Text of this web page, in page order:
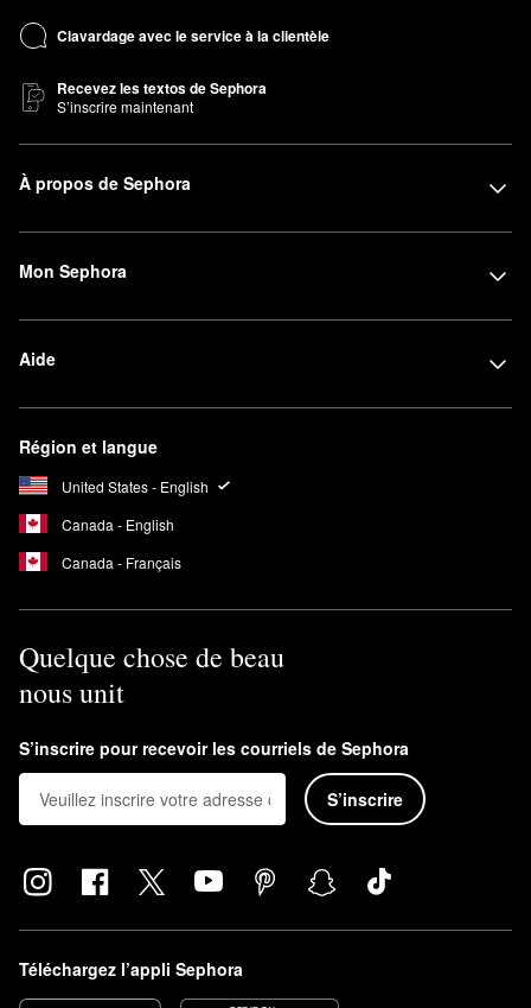
Clavardage avec le service à la clientèle
Recevez les textos de Sephora
S’inscrire maintenant
À propos de Sephora
Mon Sephora
Aide
Région et langue
United States - English
Canada - English
Canada - Français
Quelque chose de beau
nous unit
S’inscrire pour recevoir les courriels de Sephora
S’inscrire
Téléchargez l’appli Sephora